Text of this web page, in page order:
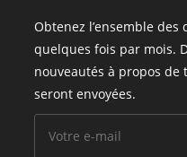
Obtenez l’ensemble
quelques fois par mois.
nouveautés à propos de
seront envoyées.